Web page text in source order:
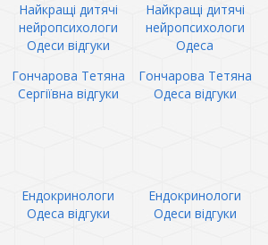
Найкращі дитячі
нейропсихологи
Одеси відгуки
Найкращі дитячі
нейропсихологи
Одеса
Гончарова Тетяна
Сергіївна відгуки
Гончарова Тетяна
Одеса відгуки
Ендокринологи
Одеса відгуки
Ендокринологи
Одеси відгуки